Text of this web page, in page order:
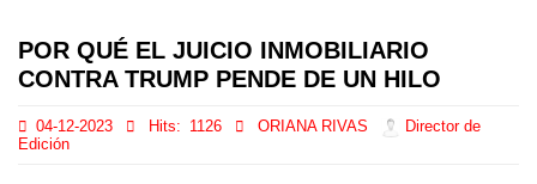
POR QUÉ EL JUICIO INMOBILIARIO
CONTRA TRUMP PENDE DE UN HILO
04-12-2023 Hits: 1126 ORIANA RIVAS
Director de
Edición